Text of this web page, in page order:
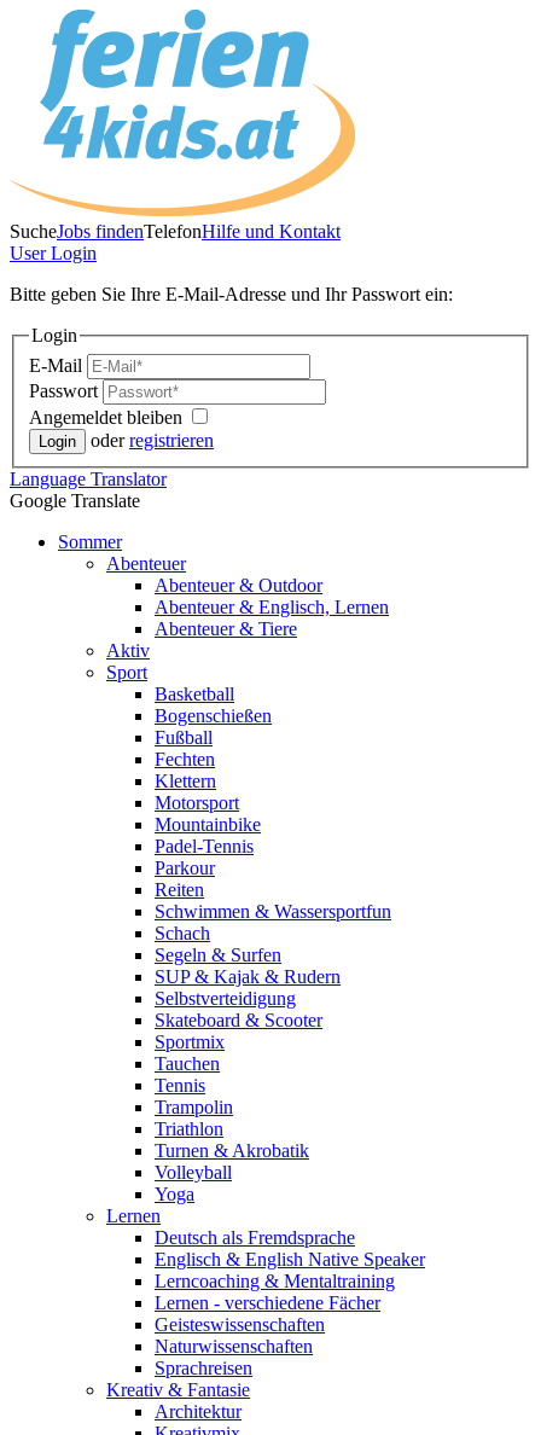
SucheJobs findenTelefonHilfe und Kontakt
UserLogin
Bitte geben Sie Ihre E-Mail-Adresse und Ihr Passwort ein:
Login
E-Mail
Passwort
Angemeldet bleiben
oderregistrieren
Language Translator
Google Translate
Sommer
Abenteuer
Abenteuer & Outdoor
Abenteuer & Englisch, Lernen
Abenteuer & Tiere
Aktiv
Sport
Basketball
Bogenschießen
Fußball
Fechten
Klettern
Motorsport
Mountainbike
Padel-Tennis
Parkour
Reiten
Schwimmen & Wassersportfun
Schach
Segeln & Surfen
SUP & Kajak & Rudern
Selbstverteidigung
Skateboard & Scooter
Sportmix
Tauchen
Tennis
Trampolin
Triathlon
Turnen & Akrobatik
Volleyball
Yoga
Lernen
Deutsch als Fremdsprache
Englisch & English Native Speaker
Lerncoaching & Mentaltraining
Lernen - verschiedene Fächer
Geisteswissenschaften
Naturwissenschaften
Sprachreisen
Kreativ & Fantasie
Architektur